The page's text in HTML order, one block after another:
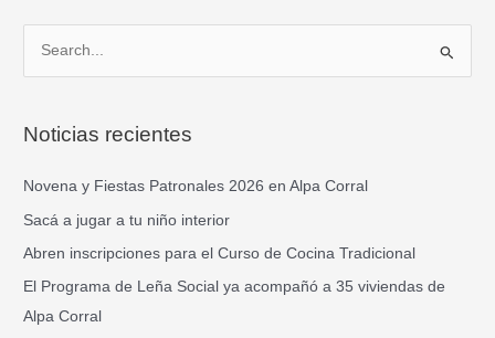
c
o
r
:
Noticias recientes
Novena y Fiestas Patronales 2026 en Alpa Corral
Sacá a jugar a tu niño interior
Abren inscripciones para el Curso de Cocina Tradicional
El Programa de Leña Social ya acompañó a 35 viviendas de
Alpa Corral